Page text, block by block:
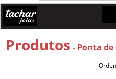
Produtos - Ponta